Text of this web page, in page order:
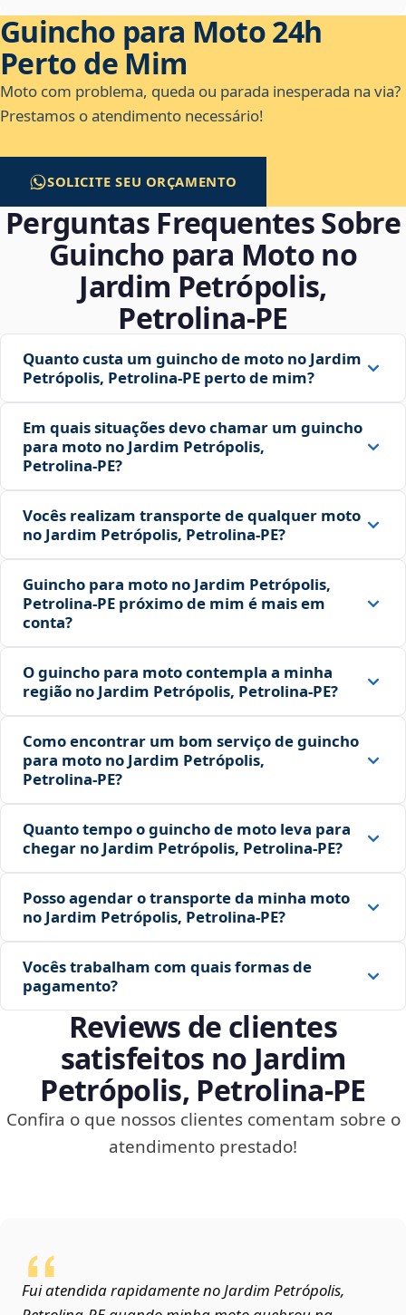
Guincho para Moto 24h
Perto de Mim
Moto com problema, queda ou parada inesperada na via?
Prestamos o atendimento necessário!
SOLICITE SEU ORÇAMENTO
Perguntas Frequentes Sobre
Guincho para Moto no
Jardim Petrópolis,
Petrolina‑PE
Quanto custa um guincho de moto no Jardim
Petrópolis, Petrolina‑PE perto de mim?
Em quais situações devo chamar um guincho
para moto no Jardim Petrópolis,
Petrolina‑PE?
Vocês realizam transporte de qualquer moto
no Jardim Petrópolis, Petrolina‑PE?
Guincho para moto no Jardim Petrópolis,
Petrolina‑PE próximo de mim é mais em
conta?
O guincho para moto contempla a minha
região no Jardim Petrópolis, Petrolina‑PE?
Como encontrar um bom serviço de guincho
para moto no Jardim Petrópolis,
Petrolina‑PE?
Quanto tempo o guincho de moto leva para
chegar no Jardim Petrópolis, Petrolina‑PE?
Posso agendar o transporte da minha moto
no Jardim Petrópolis, Petrolina‑PE?
Vocês trabalham com quais formas de
pagamento?
Reviews de clientes
satisfeitos no Jardim
Petrópolis, Petrolina‑PE
Confira o que nossos clientes comentam sobre o
atendimento prestado!
Fui atendida rapidamente no Jardim Petrópolis,